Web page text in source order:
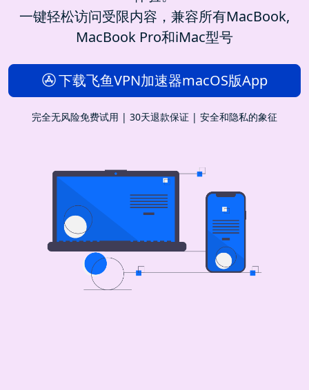
一键轻松访问受限内容，兼容所有MacBook,
MacBook Pro和iMac型号
下载飞鱼VPN加速器macOS版App
完全无风险免费试用 | 30天退款保证 | 安全和隐私的象征